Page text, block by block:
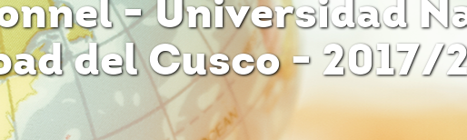
- Universidad
del Cusco - 2017/